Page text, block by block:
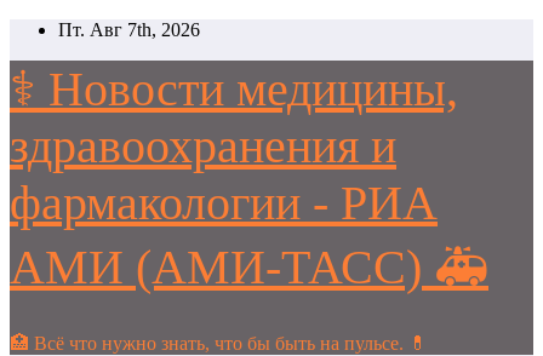
Перейти
содержимому
Пт. Авг 7th, 2026
⚕️ Новости медицины,
здравоохранения и
фармакологии - РИА
АМИ (АМИ-ТАСС) 🚑
🏥 Всё что нужно знать, что бы быть на пульсе. 💊